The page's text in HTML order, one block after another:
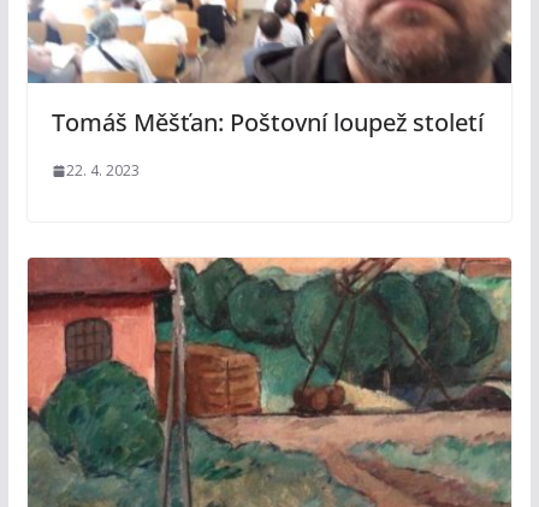
Tomáš Měšťan: Poštovní loupež století
22. 4. 2023